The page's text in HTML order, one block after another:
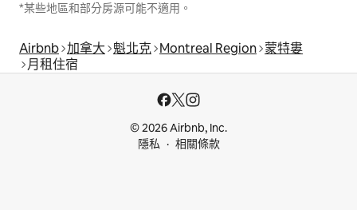
*某些地區和部分房源可能不適用。
Airbnb 加拿大 魁北克 Montreal Region 蒙特婁
月租住宿
© 2026 Airbnb, Inc.
隱私
相關條款